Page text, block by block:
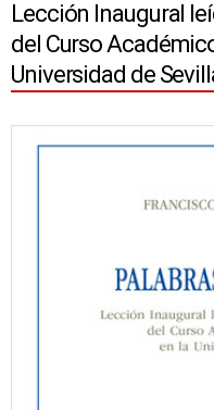
Lección Inaugural
del Curso
Universidad de